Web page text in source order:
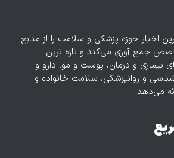
اخبار حوزه پزشکی و سلامت را از منابع
جمع آوری می‌کند و تازه‌ ترین
بیماری و درمان، پوست و مو، دارو و
و روانپزشکی، سلامت خانواده و
می‌دهد.